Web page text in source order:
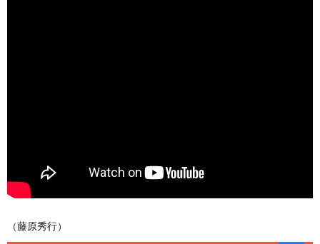
（藤原秀行）